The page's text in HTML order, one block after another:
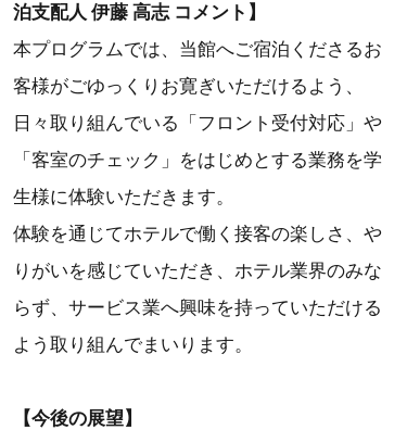
泊支配人 伊藤 高志 コメント】
本プログラムでは、当館へご宿泊くださるお
客様がごゆっくりお寛ぎいただけるよう、
日々取り組んでいる「フロント受付対応」や
「客室のチェック」をはじめとする業務を学
生様に体験いただきます。
体験を通じてホテルで働く接客の楽しさ、や
りがいを感じていただき、ホテル業界のみな
らず、サービス業へ興味を持っていただける
よう取り組んでまいります。
【今後の展望】